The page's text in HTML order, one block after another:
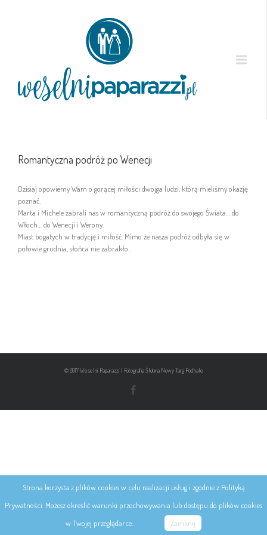
Romantyczna podróż po Wenecji
Dzisiaj opowiemy Wam o gorącej miłości dwojga ludzi, którą mieliśmy okazję
poznać.
Marta i Michele zabrali nas w romantyczną podróż do swojego Świata… do
Włoch… do Wenecji i Werony.
Miast bogatych w tradycję i miłość. Mimo że nasza podróż odbyła się w
połowie grudnia, słońca nie zabrakło…
© 2017 Weselni Paparazzi | Fotografia Ślubna Nowy Targ Podhale
Strona korzysta z plików cookies w celu realizacji usług i zgodnie z Polityką
Prywatności. Możesz określić warunki przechowywania lub dostępu do plików cookies
w Twojej przeglądarce.
Zamknij